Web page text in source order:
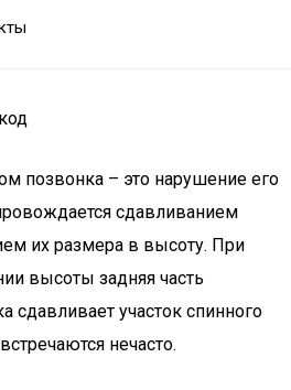
позвонка – это нарушение его
сдавливанием
их размера в высоту. При
высоты задняя часть
сдавливает участок спинного
нечасто.